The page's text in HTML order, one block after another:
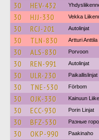
30 HEV-432
30 HJJ-330 Vekka
30 RCJ-201 Autolinjat
30 TLN-830 Artturi Anttila
30 ALS-830 Porvoon
30 REN-991 Autolinjat
30 ULR-230 Paikallislinjat
30 TNE-530 Förbom
30 OJK-330 Kainuun
30 ECC-930 Porin Linjat
30 BFZ-530 Разные
30 OKP-990 Paakinaho